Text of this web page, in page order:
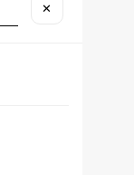
✕